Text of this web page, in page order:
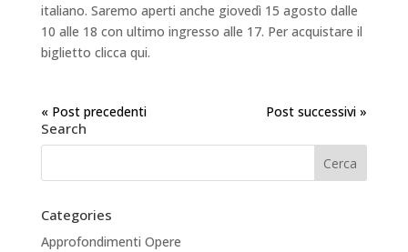
italiano. Saremo aperti anche giovedì 15 agosto dalle
10 alle 18 con ultimo ingresso alle 17. Per acquistare il
biglietto clicca qui.
« Post precedenti Post successivi »
Search
Categories
Approfondimenti Opere